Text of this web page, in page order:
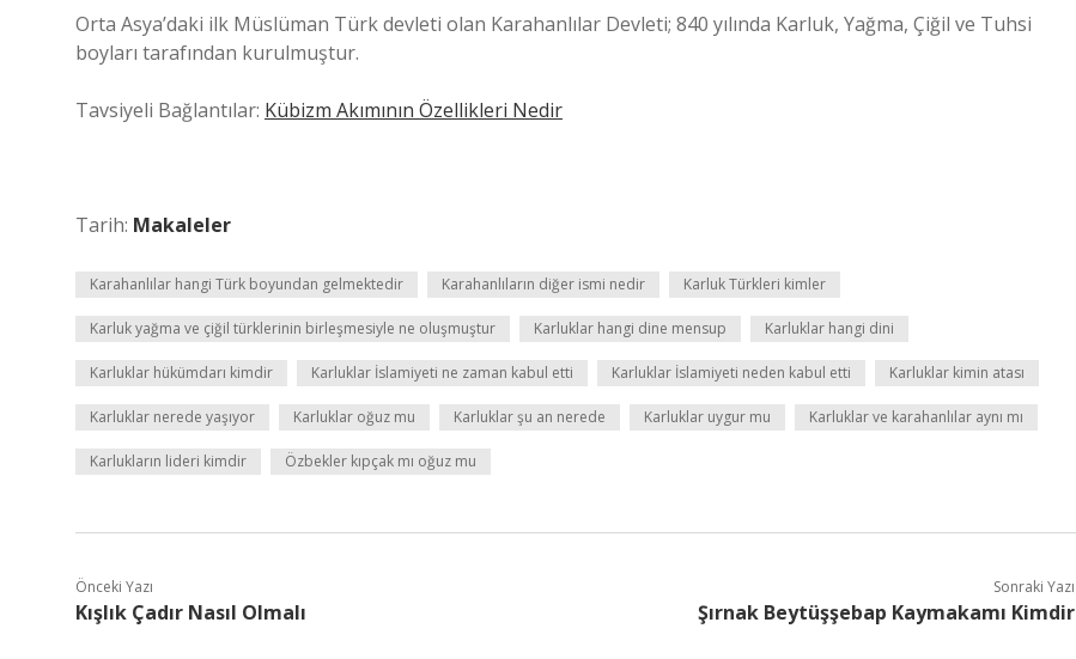
Orta Asya’daki ilk Müslüman Türk devleti olan Karahanlılar Devleti; 840 yılında Karluk, Yağma, Çiğil ve Tuhsi
boyları tarafından kurulmuştur.
Tavsiyeli Bağlantılar: Kübizm Akımının Özellikleri Nedir
Tarih: Makaleler
Karahanlılar hangi Türk boyundan gelmektedir Karahanlıların diğer ismi nedir Karluk Türkleri kimler
Karluk yağma ve çiğil türklerinin birleşmesiyle ne oluşmuştur Karluklar hangi dine mensup Karluklar hangi dini
Karluklar hükümdarı kimdir Karluklar İslamiyeti ne zaman kabul etti Karluklar İslamiyeti neden kabul etti Karluklar kimin atası
Karluklar nerede yaşıyor Karluklar oğuz mu Karluklar şu an nerede Karluklar uygur mu Karluklar ve karahanlılar aynı mı
Karlukların lideri kimdir Özbekler kıpçak mı oğuz mu
Önceki Yazı
Kışlık Çadır Nasıl Olmalı
Sonraki Yazı
Şırnak Beytüşşebap Kaymakamı Kimdir